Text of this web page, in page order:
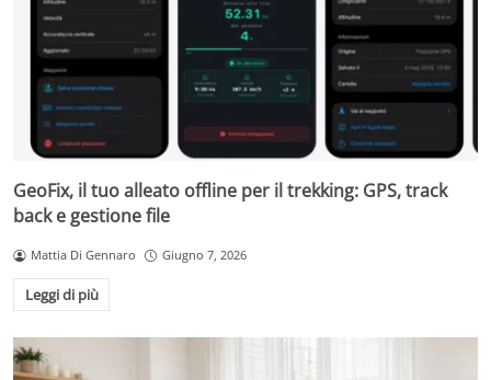
GeoFix, il tuo alleato offline per il trekking: GPS, track
back e gestione file
Mattia Di Gennaro Giugno 7, 2026
Leggi di più